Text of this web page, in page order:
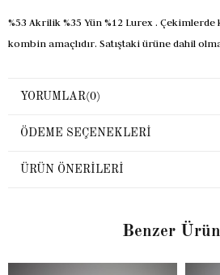
%53 Akrilik %35 Yün %12 Lurex . Çekimlerde
kombin amaçlıdır. Satıştaki ürüne dahil
YORUMLAR(0)
ÖDEME SEÇENEKLERI
ÜRÜN ÖNERILERI
Benzer